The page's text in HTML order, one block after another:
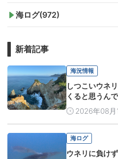
海ログ(972)
新着記事
海況情報
しつこいウネ
くると思うん
2026年08月
海ログ
ウネリに負け